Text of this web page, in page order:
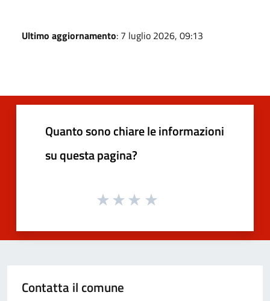
Ultimo aggiornamento: 7 luglio 2026, 09:13
Quanto sono chiare le informazioni
su questa pagina?
Contatta il comune